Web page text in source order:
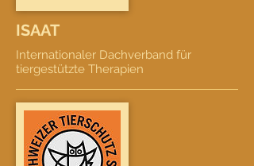
ISAAT
Internationaler Dachverband für
tiergestützte Therapien